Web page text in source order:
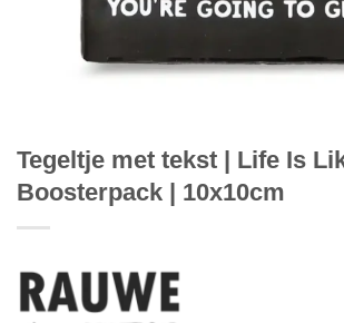
Tegeltje met tekst | Life Is
Boosterpack | 10x10cm